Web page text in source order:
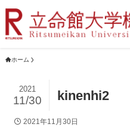
ホーム
kinenhi2
2021
11/30
2021年11月30日